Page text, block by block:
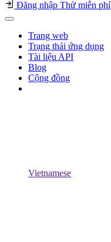
Đăng nhập Thử miễn phí
Trang web
Trạng thái ứng dụng
Tài liệu API
Blog
Cộng đồng
Vietnamese